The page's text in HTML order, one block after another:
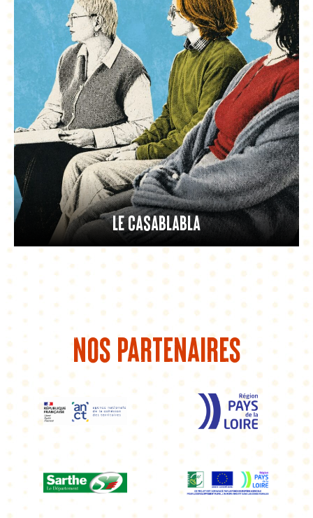
Le Casablabla
Nos partenaires